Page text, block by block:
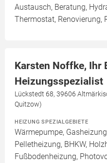
Austausch, Beratung,
Thermostat, Renovierung,
Karsten Noffke, Ihr
Heizungsspezialist
Lückstedt 68, 39606
Quitzow)
HEIZUNG SPEZIALGEBIETE
Wärmepumpe,
Pelletheizung, BHKW,
Fußbodenheizung,